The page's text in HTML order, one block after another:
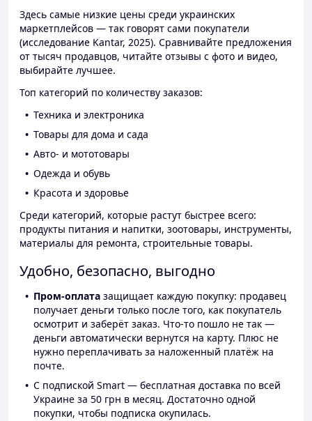
Здесь самые низкие цены среди украинских
маркетплейсов — так говорят сами покупатели
(исследование Kantar, 2025). Сравнивайте предложения
от тысяч продавцов, читайте отзывы с фото и видео,
выбирайте лучшее.
Топ категорий по количеству заказов:
Техника и электроника
Товары для дома и сада
Авто- и мототовары
Одежда и обувь
Красота и здоровье
Среди категорий, которые растут быстрее всего:
продукты питания и напитки, зоотовары, инструменты,
материалы для ремонта, строительные товары.
Удобно, безопасно, выгодно
Пром-оплата защищает каждую покупку: продавец
получает деньги только после того, как покупатель
осмотрит и заберёт заказ. Что-то пошло не так —
деньги автоматически вернутся на карту. Плюс не
нужно переплачивать за наложенный платёж на
почте.
С подпиской Smart — бесплатная доставка по всей
Украине за 50 грн в месяц. Достаточно одной
покупки, чтобы подписка окупилась.